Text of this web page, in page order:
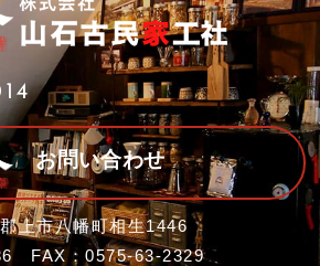
お問い合わせ
上市八幡町相生1446
FAX：0575-63-2329